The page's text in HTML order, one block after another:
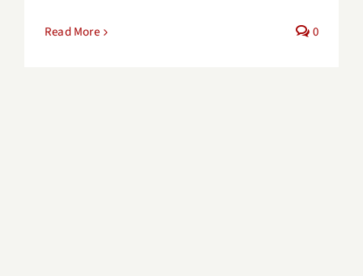
Read More 0